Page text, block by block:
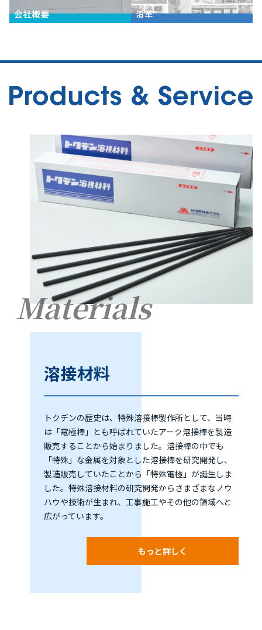
Materials
溶接材料
トクデンの歴史は、特殊溶接棒製作所として、当時
は「電極棒」とも呼ばれていたアーク溶接棒を製造
販売することから始まりました。溶接棒の中でも
「特殊」な金属を対象とした溶接棒を研究開発し、
製造販売していたことから「特殊電極」が誕生しま
した。特殊溶接材料の研究開発からさまざまなノウ
ハウや技術が生まれ、工事施工やその他の領域へと
広がっています。
もっと詳しく